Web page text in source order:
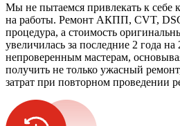
Мы не пытаемся привлекать к себе
на работы. Ремонт АКПП, CVT,
процедура, а стоимость
увеличилась за последние 2 года
непроверенным мастерам,
получить не только ужасный
затрат при повторном проведении